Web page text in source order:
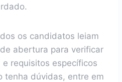
os candidatos leiam
abertura para verificar
requisitos específicos
tenha dúvidas, entre em